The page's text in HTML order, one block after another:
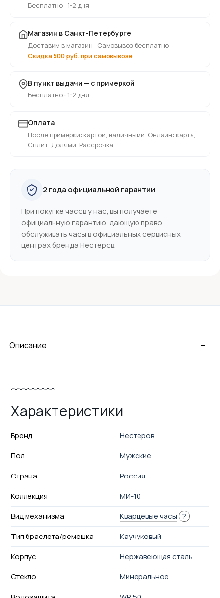
Бесплатно · 1-2 дня
Магазин в Санкт-Петербурге
Доставим в магазин · Самовывоз бесплатно
Скидка 500 руб. при самовывозе
В пункт выдачи — с примеркой
Бесплатно · 1-2 дня
Оплата
После примерки: картой, наличными. Онлайн: карта,
Сплит, Долями, Рассрочка
2 года официальной гарантии
При покупке часов у нас, вы получаете
официальную гарантию, дающую право
обслуживать часы в официальных сервисных
центрах бренда Нестеров.
-
Описание
Характеристики
Бренд
Нестеров
Пол
Мужские
Страна
Россия
Коллекция
МИ-10
Вид механизма
Кварцевые часы ?
Тип браслета/ремешка
Каучуковый
Корпус
Нержавеющая сталь
Стекло
Минеральное